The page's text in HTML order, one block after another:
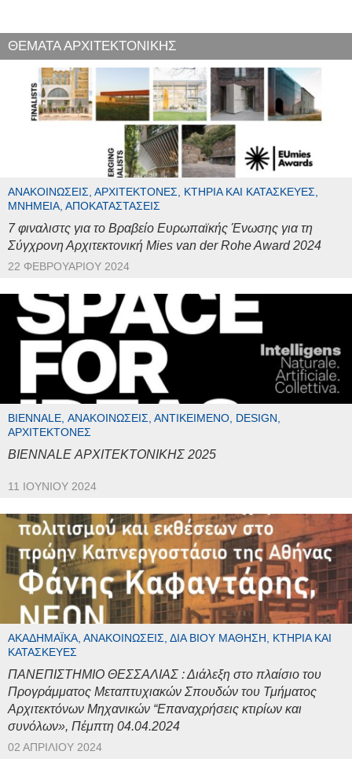
ΘΕΜΑΤΑ ΑΡΧΙΤΕΚΤΟΝΙΚΗΣ
ΑΝΑΚΟΙΝΏΣΕΙΣ, ΑΡΧΙΤΈΚΤΟΝΕΣ, ΚΤΉΡΙΑ ΚΑΙ ΚΑΤΑΣΚΕΥΈΣ,
ΜΝΗΜΕΊΑ, ΑΠΟΚΑΤΑΣΤΆΣΕΙΣ
7 φιναλιστς για το Βραβείο Ευρωπαϊκής Ένωσης για τη
Σύγχρονη Αρχιτεκτονική Mies van der Rohe Award 2024
22 ΦΕΒΡΟΥΑΡΊΟΥ 2024
BIENNALE, ΑΝΑΚΟΙΝΏΣΕΙΣ, ΑΝΤΙΚΕΊΜΕΝΟ, DESIGN,
ΑΡΧΙΤΈΚΤΟΝΕΣ
BIENNALE ΑΡΧΙΤΕΚΤΟΝΙΚΗΣ 2025
11 ΙΟΥΝΊΟΥ 2024
ΑΚΑΔΗΜΑΪΚΆ, ΑΝΑΚΟΙΝΏΣΕΙΣ, ΔΙΆ ΒΊΟΥ ΜΆΘΗΣΗ, ΚΤΉΡΙΑ ΚΑΙ
ΚΑΤΑΣΚΕΥΈΣ
ΠΑΝΕΠΙΣΤΗΜΙΟ ΘΕΣΣΑΛΙΑΣ : Διάλεξη στο πλαίσιο του
Προγράμματος Μεταπτυχιακών Σπουδών του Τμήματος
Αρχιτεκτόνων Μηχανικών “Επαναχρήσεις κτιρίων και
συνόλων», Πέμπτη 04.04.2024
02 ΑΠΡΙΛΊΟΥ 2024